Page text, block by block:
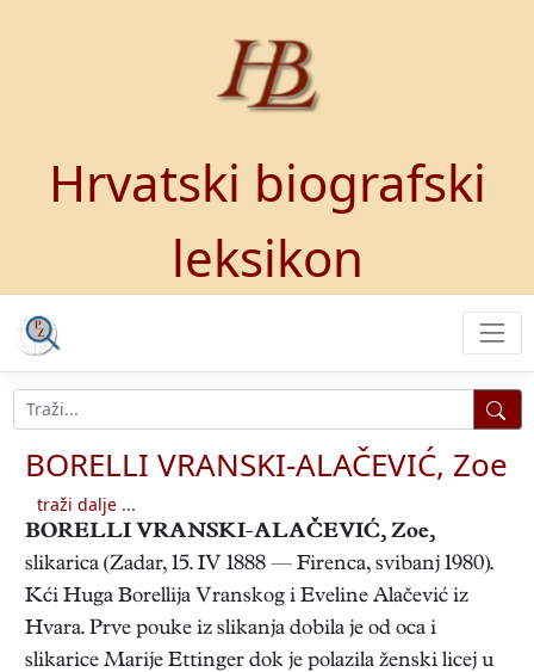
Hrvatski biografski
leksikon
BORELLI VRANSKI-ALAČEVIĆ, Zoe
traži dalje ...
BORELLI VRANSKI-ALAČEVIĆ, Zoe,
slikarica (Zadar, 15. IV 1888 — Firenca, svibanj 1980).
Kći Huga Borellija Vranskog i Eveline Alačević iz
Hvara. Prve pouke iz slikanja dobila je od oca i
slikarice Marije Ettinger dok je polazila ženski licej u